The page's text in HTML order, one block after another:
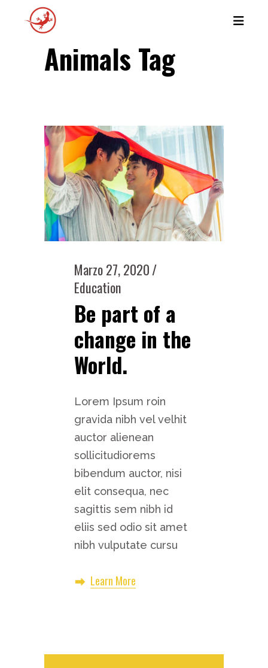
Animals Tag
Marzo 27, 2020
Education
Be part of a
change in the
World.
Lorem Ipsum roin
gravida nibh vel velhit
auctor alienean
sollicitudiorems
bibendum auctor, nisi
elit consequa, nec
sagittis sem nibh id
eliis sed odio sit amet
nibh vulputate cursu
Learn More